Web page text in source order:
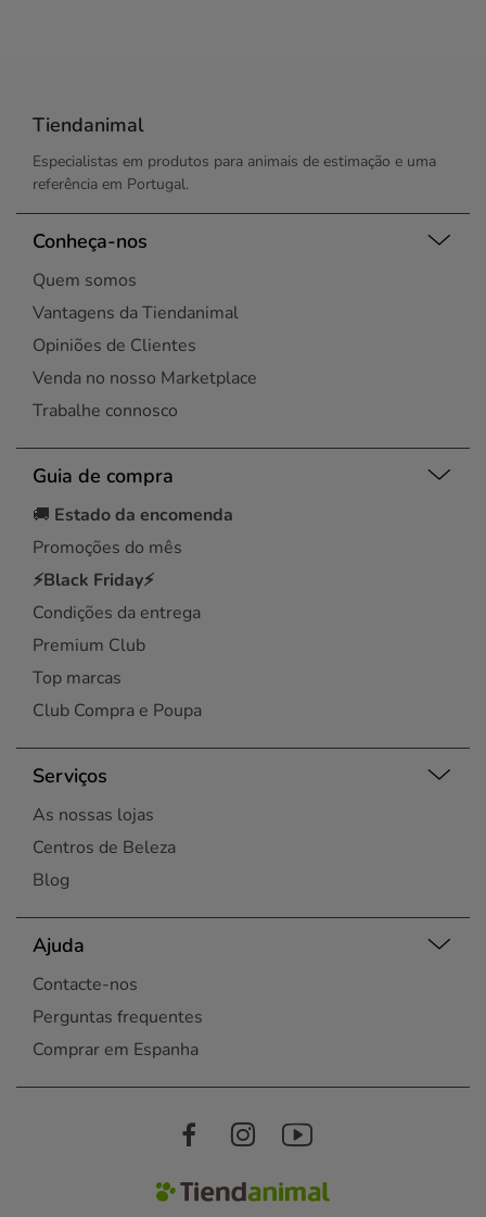
Tiendanimal
Especialistas em produtos para animais de estimação e uma
referência em Portugal.
Conheça-nos
Quem somos
Vantagens da Tiendanimal
Opiniões de Clientes
Venda no nosso Marketplace
Trabalhe connosco
Guia de compra
🚚 Estado da encomenda
Promoções do mês
⚡Black Friday⚡
Condições da entrega
Premium Club
Top marcas
Club Compra e Poupa
Serviços
As nossas lojas
Centros de Beleza
Blog
Ajuda
Contacte-nos
Perguntas frequentes
Comprar em Espanha